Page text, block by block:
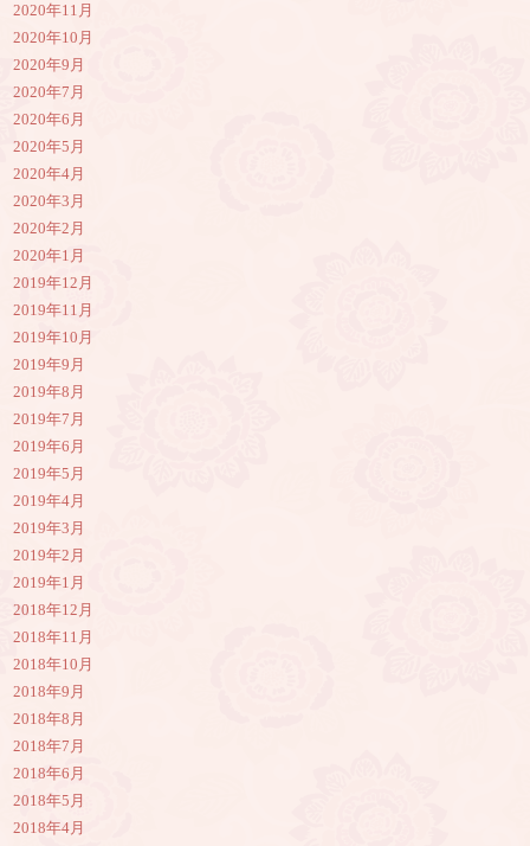
2020年11月
2020年10月
2020年9月
2020年7月
2020年6月
2020年5月
2020年4月
2020年3月
2020年2月
2020年1月
2019年12月
2019年11月
2019年10月
2019年9月
2019年8月
2019年7月
2019年6月
2019年5月
2019年4月
2019年3月
2019年2月
2019年1月
2018年12月
2018年11月
2018年10月
2018年9月
2018年8月
2018年7月
2018年6月
2018年5月
2018年4月